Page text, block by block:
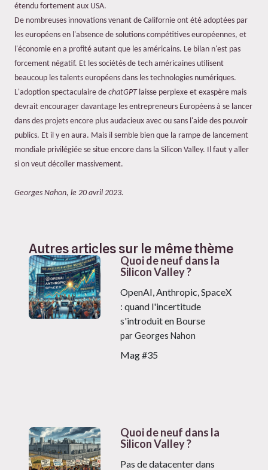
étendu fortement aux USA.
De nombreuses innovations venant de Californie ont été adoptées par
les européens en l'absence de solutions compétitives européennes, et
l'économie en a profité autant que les américains. Le bilan n'est pas
forcement négatif. Et les sociétés de tech américaines utilisent
beaucoup les talents européens dans les technologies numériques.
L'adoption spectaculaire de chatGPTlaisse perplexe et exaspère mais
devrait encourager davantage les entrepreneurs Européens à se lancer
dans des projets encore plus audacieux avec ou sans l'aide des pouvoir
publics. Et il y en aura. Mais il semble bien que la rampe de lancement
mondiale privilégiée se situe encore dans la Silicon Valley. Il faut y aller
si on veut décoller massivement.
Georges Nahon, le 20 avril 2023.
Autres articles sur le même thème
Quoi de neuf dans la
Silicon Valley ?
OpenAI, Anthropic, SpaceX
: quand l'incertitude
s'introduit en Bourse
par Georges Nahon
Mag #35
Quoi de neuf dans la
Silicon Valley ?
Pas de datacenter dans